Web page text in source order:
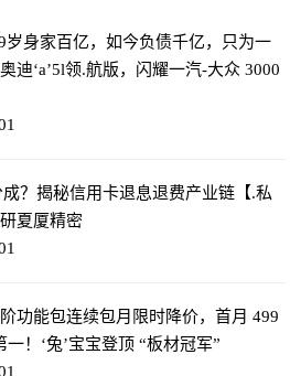
岁身家百亿，如今负债千亿，只为一
迪‘a’5l领.航版，闪耀一汽-大众 3000
成？揭秘信用卡退息退费产业链 【.私
夏厦精密
功能包连续包月限时降价，首月 499
！‘兔’宝宝登顶 “板材冠军”